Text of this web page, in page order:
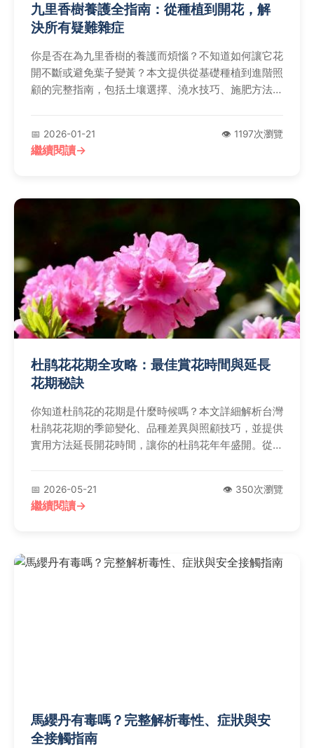
九里香樹養護全指南：從種植到開花，解
決所有疑難雜症
你是否在為九里香樹的養護而煩惱？不知道如何讓它花
開不斷或避免葉子變黃？本文提供從基礎種植到進階照
顧的完整指南，包括土壤選擇、澆水技巧、施肥方法，
的九里香樹，無論是新手還是資深園藝愛好者都能受
益。
📅 2026-01-21 👁️ 1197次瀏覽
繼續閱讀
杜鹃花花期全攻略：最佳賞花時間與延長
花期秘訣
你知道杜鹃花的花期是什麼時候嗎？本文詳細解析台灣
杜鹃花花期的季節變化、品種差異與照顧技巧，並提供
實用方法延長開花時間，讓你的杜鹃花年年盛開。從氣
📅 2026-05-21 👁️ 350次瀏覽
繼續閱讀
馬纓丹有毒嗎？完整解析毒性、症狀與安
全接觸指南